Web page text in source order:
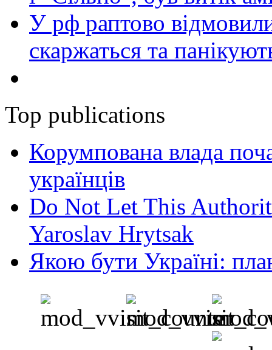
У рф раптово
скаржаться та
Top publications
Корумпована влада
українців
Do Not Let This
Yaroslav Hrytsak
Якою бути Україні: